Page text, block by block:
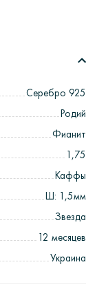
Серебро 925
Родий
Фианит
1,75
Каффы
Ш: 1,5мм
Звезда
12 месяцев
Украина